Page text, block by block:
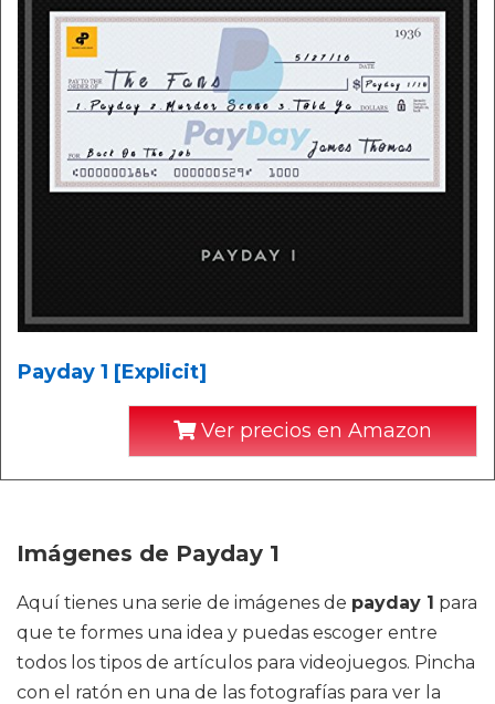
Payday 1 [Explicit]
Ver precios en Amazon
Imágenes de Payday 1
Aquí tienes una serie de imágenes de payday 1 para
que te formes una idea y puedas escoger entre
todos los tipos de artículos para videojuegos. Pincha
con el ratón en una de las fotografías para ver la